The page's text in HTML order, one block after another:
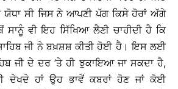
ਸੀ ਜਿਸ ਨੇ ਆਪਣੀ ਪੱਗ ਕਿਸੇ ਹੋਰਾਂ ਅੱਗੇ
ਸਾਨੂੰ ਵੀ ਇਹ ਸਿੱਖਿਆ ਲੈਣੀ ਚਾਹੀਦੀ ਹੈ ਕਿ
ਜੀ ਨੇ ਬਖ਼ਸ਼ਸ਼ ਕੀਤੀ ਹੋਈ ਹੈ। ਇਸ ਲਈ
ਜੀ ਦੇ ਦਰ ’ਤੇ ਹੀ ਝੁਕਾਇਆ ਜਾ ਸਕਦਾ ਹੈ,
ਦੇਖਦੇ ਹਾਂ ਉਹ ਭਾਵੇਂ ਕਬਰਾਂ ਹੋਣ ਜਾਂ ਕੋਈ